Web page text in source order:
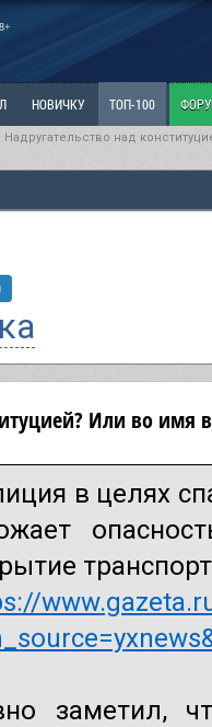
НОВИЧКУ ТОП-100
Ветка: Наболевшее. Выскажись!
Надругательство над
Или во имя
в целях
заметил,